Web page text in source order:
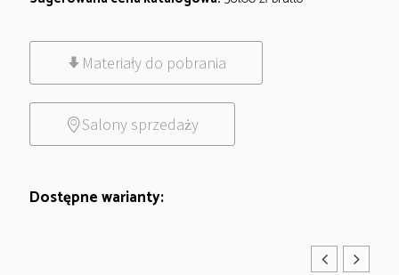
Materiały do pobrania
Salony sprzedaży
Dostępne warianty: